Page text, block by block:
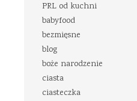
PRL od kuchni
babyfood
bezmięsne
blog
boże narodzenie
ciasta
ciasteczka